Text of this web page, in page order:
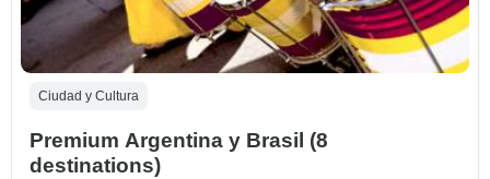
Ciudad y Cultura
Premium Argentina y Brasil (8
destinations)